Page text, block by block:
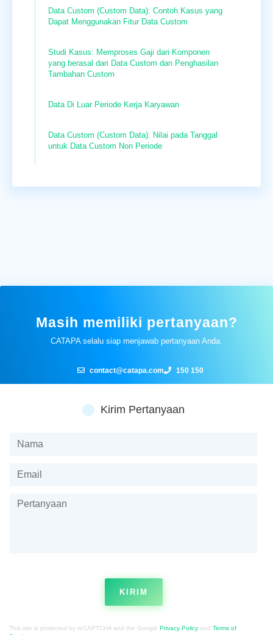
Data Custom (Custom Data): Contoh Kasus yang
Dapat Menggunakan Fitur Data Custom
Studi Kasus: Memproses Gaji dari Komponen
yang berasal dari Data Custom dan Penghasilan
Tambahan Custom
Data Di Luar Periode Kerja Karyawan
Data Custom (Custom Data): Nilai pada Tanggal
untuk Data Custom Non Periode
Masih memiliki pertanyaan?
CATAPA selalu siap menjawab pertanyaan Anda.
contact@catapa.com 150 150
Kirim Pertanyaan
KIRIM
This site is protected by reCAPTCHA and the Google Privacy Policy and Terms of